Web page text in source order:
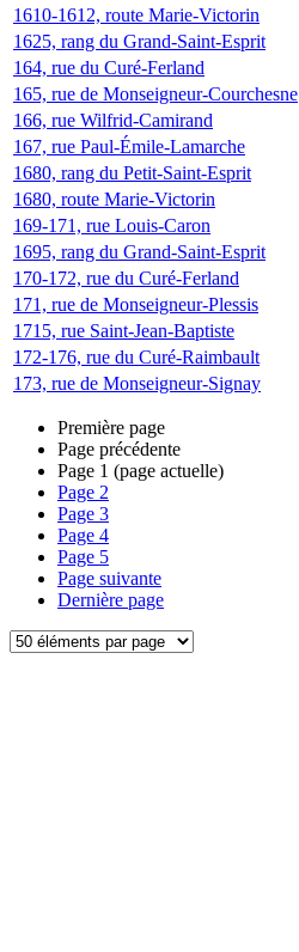
1610-1612, route Marie-Victorin
1625, rang du Grand-Saint-Esprit
164, rue du Curé-Ferland
165, rue de Monseigneur-Courchesne
166, rue Wilfrid-Camirand
167, rue Paul-Émile-Lamarche
1680, rang du Petit-Saint-Esprit
1680, route Marie-Victorin
169-171, rue Louis-Caron
1695, rang du Grand-Saint-Esprit
170-172, rue du Curé-Ferland
171, rue de Monseigneur-Plessis
1715, rue Saint-Jean-Baptiste
172-176, rue du Curé-Raimbault
173, rue de Monseigneur-Signay
Première page
Page précédente
Page 1 (page actuelle)
Page 2
Page 3
Page 4
Page 5
Page suivante
Dernière page